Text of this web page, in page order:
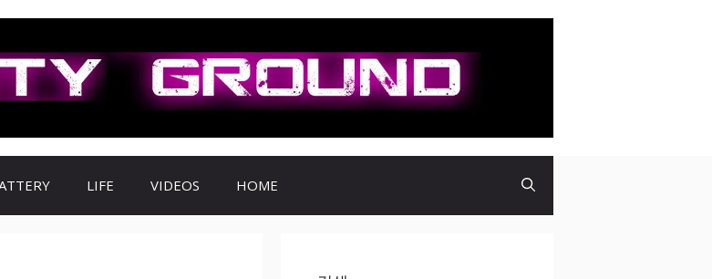
LIFE VIDEOS HOME